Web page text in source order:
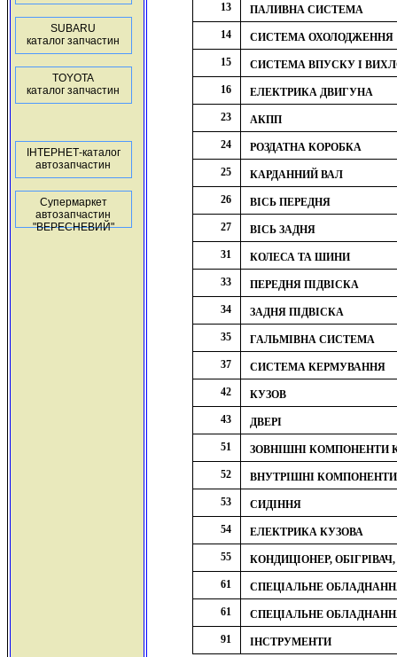
SUBARU
каталог запчастин
TOYOTA
каталог запчастин
ІНТЕРНЕТ-каталог
автозапчастин
Супермаркет
автозапчастин
"ВЕРЕСНЕВИЙ"
13
ПАЛИВНА СИСТЕМА
14
СИСТЕМА ОХОЛОДЖЕННЯ
15
СИСТЕМА ВПУСКУ І
16
ЕЛЕКТРИКА ДВИГУНА
23
АКПП
24
РОЗДАТНА КОРОБКА
25
КАРДАННИЙ ВАЛ
26
ВІСЬ ПЕРЕДНЯ
27
ВІСЬ ЗАДНЯ
31
КОЛЕСА ТА ШИНИ
33
ПЕРЕДНЯ ПІДВІСКА
34
ЗАДНЯ ПІДВІСКА
35
ГАЛЬМІВНА СИСТЕМА
37
СИСТЕМА КЕРМУВАННЯ
42
КУЗОВ
43
ДВЕРІ
51
ЗОВНІШНІ КОМПОНЕНТИ
52
ВНУТРІШНІ
53
СИДІННЯ
54
ЕЛЕКТРИКА КУЗОВА
55
КОНДИЦІОНЕР,
61
СПЕЦІАЛЬНЕ
61
СПЕЦІАЛЬНЕ
91
ІНСТРУМЕНТИ